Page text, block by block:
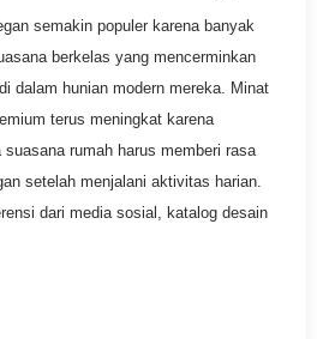
semakin populer karena banyak
berkelas yang mencerminkan
dalam hunian modern mereka. Minat
terus meningkat karena
rumah harus memberi rasa
setelah menjalani aktivitas harian.
dari media sosial, katalog desain